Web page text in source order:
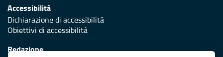
Accessibilità
Dichiarazione di accessibilità
Obiettivi di accessibilità
Redazione